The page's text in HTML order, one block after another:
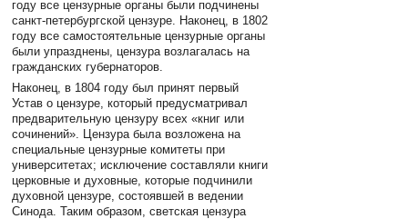
году все цензурные органы были подчинены
санкт-петербургской цензуре. Наконец, в 1802
году все самостоятельные цензурные органы
были упразднены, цензура возлагалась на
гражданских губернаторов.
Наконец, в 1804 году был принят первый
Устав о цензуре, который предусматривал
предварительную цензуру всех «книг или
сочинений». Цензура была возложена на
специальные цензурные комитеты при
университетах; исключение составляли книги
церковные и духовные, которые подчинили
духовной цензуре, состоявшей в ведении
Синода. Таким образом, светская цензура